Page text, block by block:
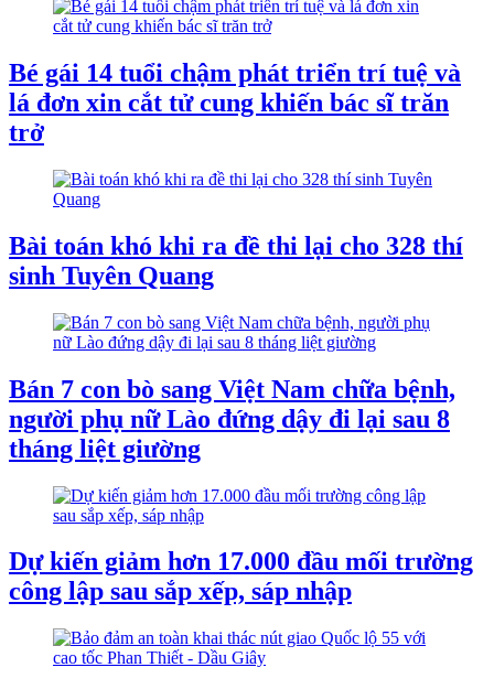
Bé gái 14 tuổi chậm phát triển trí tuệ và
lá đơn xin cắt tử cung khiến bác sĩ trăn
trở
Bài toán khó khi ra đề thi lại cho 328 thí
sinh Tuyên Quang
Bán 7 con bò sang Việt Nam chữa bệnh,
người phụ nữ Lào đứng dậy đi lại sau 8
tháng liệt giường
Dự kiến giảm hơn 17.000 đầu mối trường
công lập sau sắp xếp, sáp nhập